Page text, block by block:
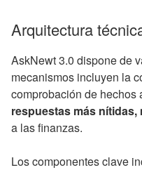
Arquitectura
AskNewt 3.0 dispone de
mecanismos incluyen la
comprobación de hechos
respuestas más nítidas,
a las finanzas.
Los componentes clave